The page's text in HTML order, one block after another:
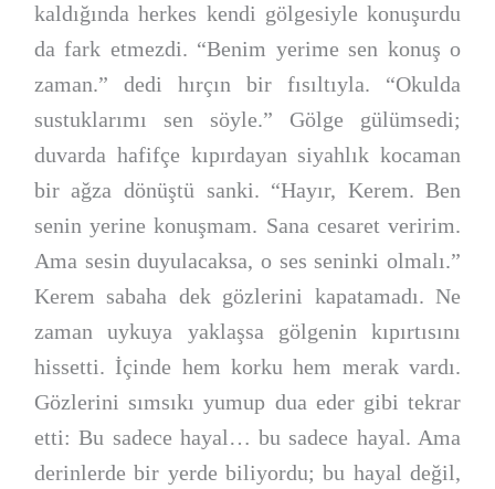
kaldığında herkes kendi gölgesiyle konuşurdu
da fark etmezdi. “Benim yerime sen konuş o
zaman.” dedi hırçın bir fısıltıyla. “Okulda
sustuklarımı sen söyle.” Gölge gülümsedi;
duvarda hafifçe kıpırdayan siyahlık kocaman
bir ağza dönüştü sanki. “Hayır, Kerem. Ben
senin yerine konuşmam. Sana cesaret veririm.
Ama sesin duyulacaksa, o ses seninki olmalı.”
Kerem sabaha dek gözlerini kapatamadı. Ne
zaman uykuya yaklaşsa gölgenin kıpırtısını
hissetti. İçinde hem korku hem merak vardı.
Gözlerini sımsıkı yumup dua eder gibi tekrar
etti: Bu sadece hayal… bu sadece hayal. Ama
derinlerde bir yerde biliyordu; bu hayal değil,